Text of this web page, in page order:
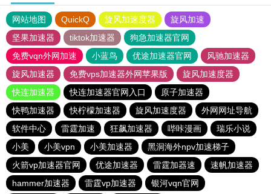
网站地图 QuickQ 旋风加速度器
旋风加速
坚果加速器
tiktok加速器
狗急加速器官网
免费vqn外网加速
小蓝鸟 优途加速器官网
风驰加速器
旋风加速器
免费vps加速器外网苹果版
旋风加速度器
快连加速器
快连加速器官网入口
原子加速器
快鸭加速器
快柠檬加速器 旋风加速度器
外网网址导航
软件中心
雷霆加速 狂飙加速器 哔咔漫画
瑞乐小说
小美
小美vpn 小美加速器
黑洞海外npv加速梯子
火箭vp加速器官网
优途加速器 雷霆加器速
速帆加速器
hammer加速器
雷霆vp加速器
银河vqn官网